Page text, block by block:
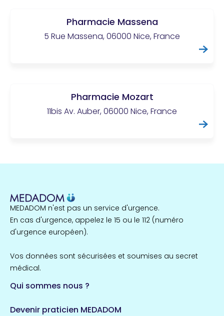
Pharmacie Massena
5 Rue Massena, 06000 Nice, France
Pharmacie Mozart
11bis Av. Auber, 06000 Nice, France
MEDADOM n'est pas un service d'urgence.
En cas d'urgence, appelez le 15 ou le 112 (numéro
d'urgence européen).
Vos données sont sécurisées et soumises au secret
médical.
Qui sommes nous ?
Devenir praticien MEDADOM